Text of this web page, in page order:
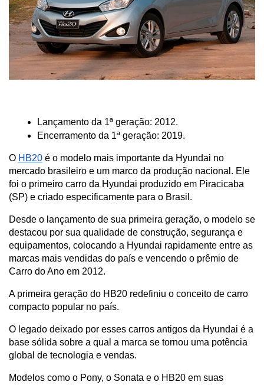
Lançamento da 1ª geração: 2012.
Encerramento da 1ª geração: 2019.
O HB20 é o modelo mais importante da Hyundai no
mercado brasileiro e um marco da produção nacional. Ele
foi o primeiro carro da Hyundai produzido em Piracicaba
(SP) e criado especificamente para o Brasil.
Desde o lançamento de sua primeira geração, o modelo se
destacou por sua qualidade de construção, segurança e
equipamentos, colocando a Hyundai rapidamente entre as
marcas mais vendidas do país e vencendo o prêmio de
Carro do Ano em 2012.
A primeira geração do HB20 redefiniu o conceito de carro
compacto popular no país.
O legado deixado por esses carros antigos da Hyundai é a
base sólida sobre a qual a marca se tornou uma potência
global de tecnologia e vendas.
Modelos como o Pony, o Sonata e o HB20 em suas